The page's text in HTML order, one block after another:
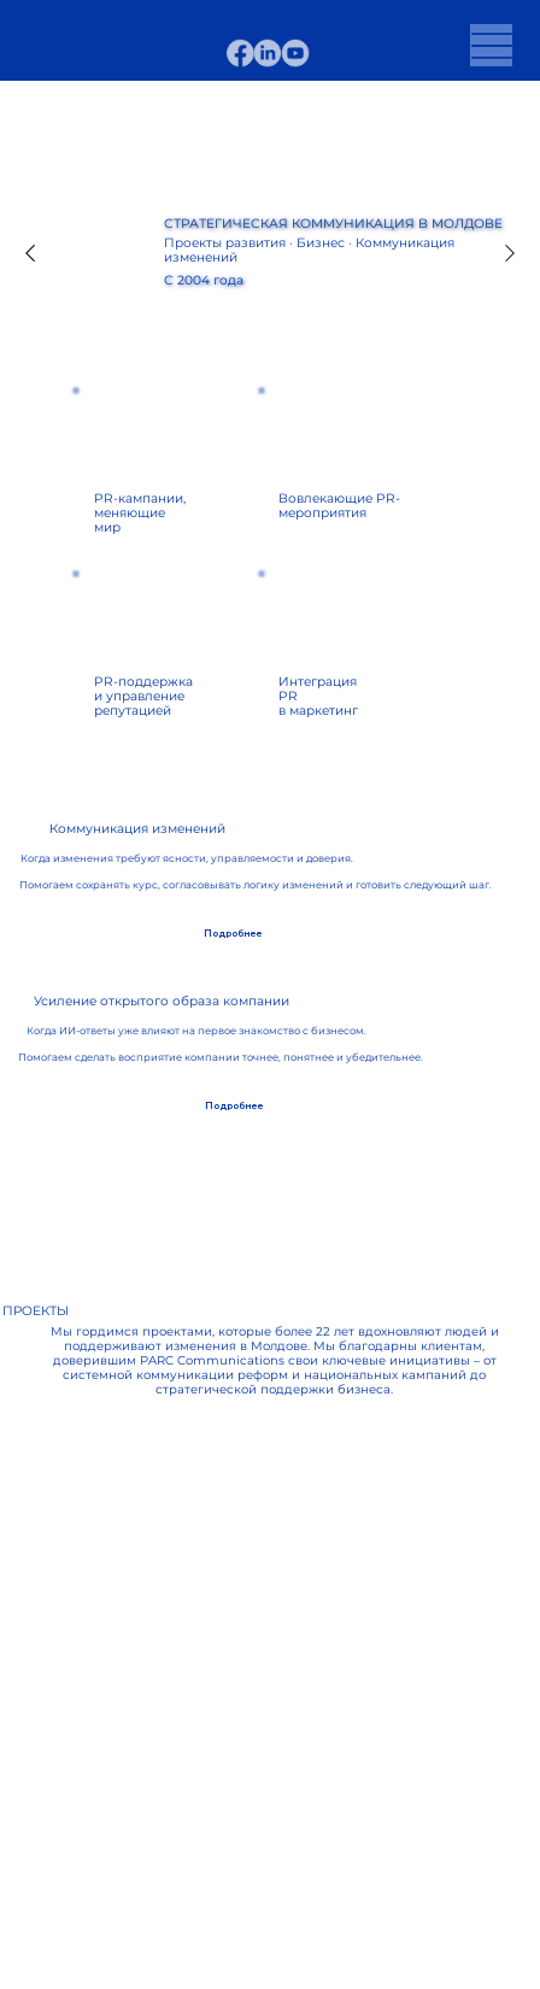
Коммуникация изменений
Когда изменения требуют ясности, управляемости и доверия.
Помогаем сохранять курс, согласовывать логику изменений и готовить следующий шаг.
Подробнее
Усиление открытого образа компании
Когда ИИ-ответы уже влияют на первое знакомство с бизнесом.
Помогаем сделать восприятие компании точнее, понятнее и убедительнее.
Подробнее
СТРАТЕГИЧЕСКАЯ КОММУНИКАЦИЯ В МОЛДОВЕ
Проекты развития · Бизнес · Коммуникация
изменений
С 2004 года
PR-кампании,
меняющие
мир
Вовлекающие PR-
мероприятия
PR-поддержка
и управление
репутацией
Интеграция
PR
в маркетинг
ПРОЕКТЫ
Мы гордимся проектами, которые более 22 лет вдохновляют людей и
поддерживают изменения в Молдове. Мы благодарны клиентам,
доверившим PARC Communications свои ключевые инициативы – от
системной коммуникации реформ и национальных кампаний до
стратегической поддержки бизнеса.